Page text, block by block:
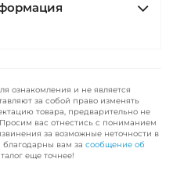
ознакомления и не является
за собой право изменять
товара, предварительно не
вас отнестись с пониманием
за возможные неточности в
вам за сообщение об
еще точнее!